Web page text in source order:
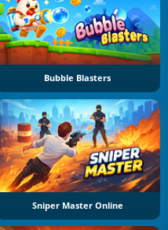
Bubble Blasters
Sniper Master Online